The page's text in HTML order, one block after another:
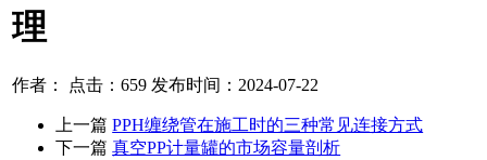
理
作者： 点击：659 发布时间：2024-07-22
上一篇 PPH缠绕管在施工时的三种常见连接方式
下一篇 真空PP计量罐的市场容量剖析